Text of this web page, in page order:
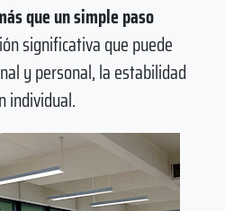
que un simple paso
significativa que puede
y personal, la estabilidad
individual.